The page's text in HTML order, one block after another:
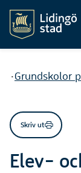
Du är här:
Grundskolor
Skriv ut
Elev-